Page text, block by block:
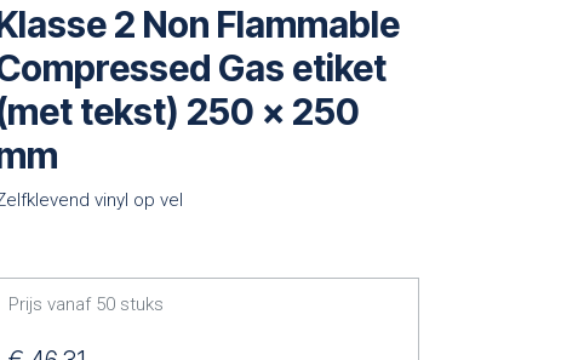
2 Non Flammable
Gas etiket
tekst) 250 x 250
vinyl op vel
Prijs vanaf 50 stuks